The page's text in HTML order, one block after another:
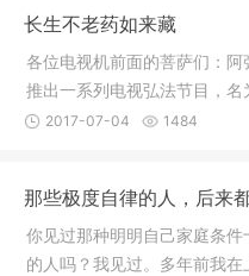
长生不老药如来藏
各位电视机前面的菩萨们：
推出一系列电视弘法节目，
题之下里
2017-07-04 1484
那些极度自律的人，后来
你见过那种明明自己家庭条
的人吗？我见过。多年前我